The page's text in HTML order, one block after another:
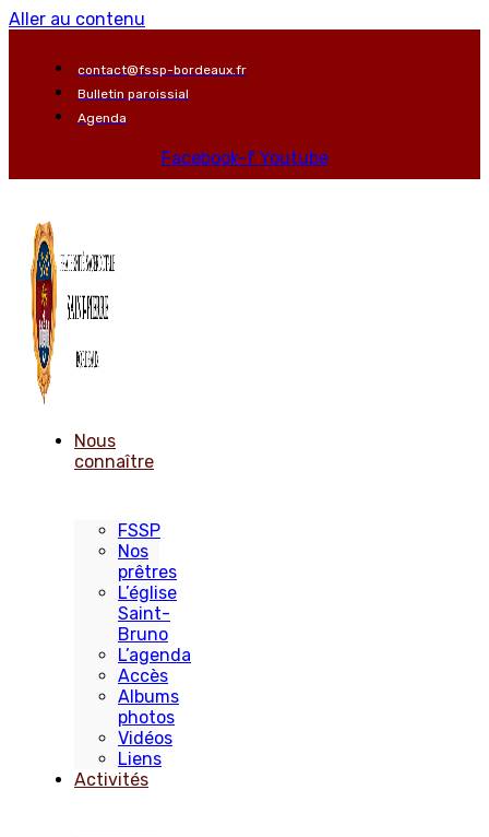
Aller au contenu
contact@fssp-bordeaux.fr
Bulletin paroissial
Agenda
Facebook-f Youtube
Nous
connaître
FSSP
Nos
prêtres
L’église
Saint-
Bruno
L’agenda
Accès
Albums
photos
Vidéos
Liens
Activités